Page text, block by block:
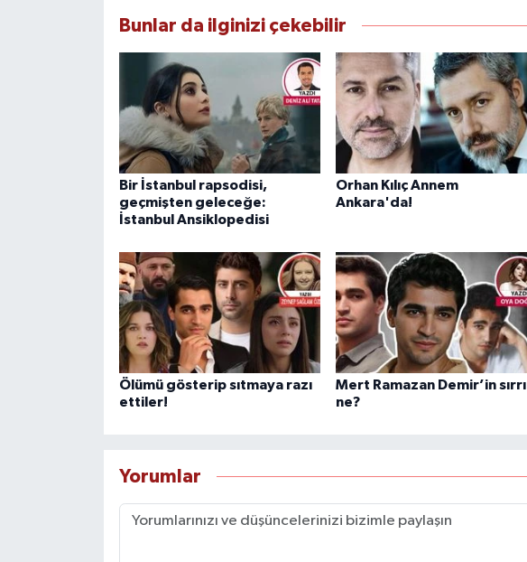
Bunlar da ilginizi çekebilir
Bir İstanbul rapsodisi,
geçmişten geleceğe:
İstanbul Ansiklopedisi
Orhan Kılıç Annem
Ankara'da!
Ölümü gösterip sıtmaya razı
ettiler!
Mert Ramazan Demir’in sırrı
ne?
Yorumlar